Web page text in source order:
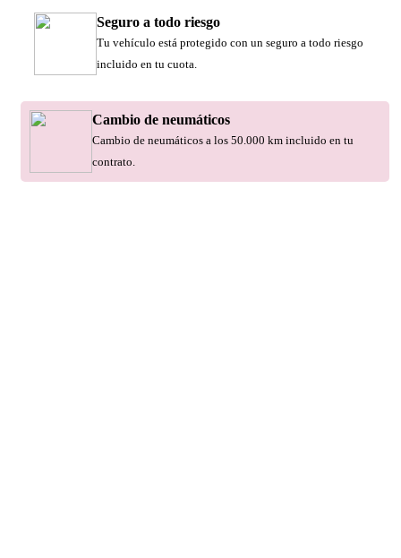
Seguro a todo riesgo
Tu vehículo está protegido con un seguro a todo riesgo
incluido en tu cuota.
Cambio de neumáticos
Cambio de neumáticos a los 50.000 km incluido en tu
contrato.